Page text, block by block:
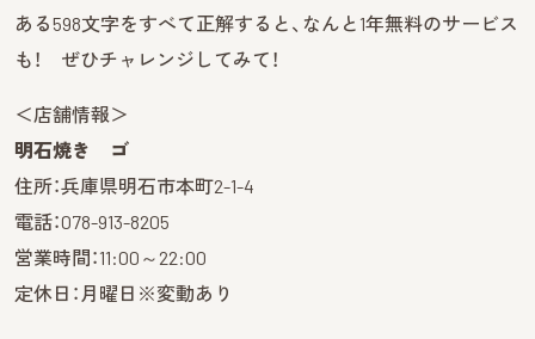
ある598文字をすべて正解すると、なんと1年無料のサービス
も！ ぜひチャレンジしてみて！
＜店舗情報＞
明石焼き ゴ
住所：兵庫県明石市本町2-1-4
電話：078-913-8205
営業時間：11:00～22:00
定休日：月曜日※変動あり